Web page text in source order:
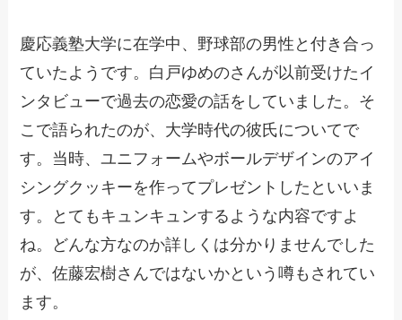
慶応義塾大学に在学中、野球部の男性と付き合っ
ていたようです。白戸ゆめのさんが以前受けたイ
ンタビューで過去の恋愛の話をしていました。そ
こで語られたのが、大学時代の彼氏についてで
す。当時、ユニフォームやボールデザインのアイ
シングクッキーを作ってプレゼントしたといいま
す。とてもキュンキュンするような内容ですよ
ね。どんな方なのか詳しくは分かりませんでした
が、佐藤宏樹さんではないかという噂もされてい
ます。